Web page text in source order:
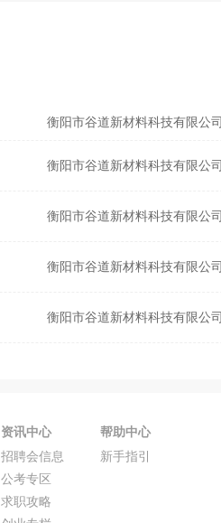
衡阳市谷道新材料科技有限公司
衡阳市谷道新材料科技有限公司
衡阳市谷道新材料科技有限公司
衡阳市谷道新材料科技有限公司
衡阳市谷道新材料科技有限公司
资讯中心
招聘会信息
公考专区
求职攻略
帮助中心
新手指引